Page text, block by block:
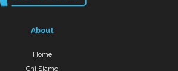
About
Home
Chi Siamo